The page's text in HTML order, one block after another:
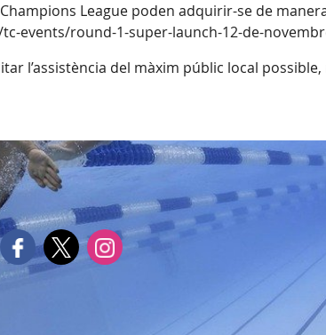
League poden adquirir-se de
events/round-1-super-launch-12-de-
l’assistència del màxim públic local